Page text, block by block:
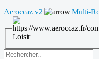
Aeroccaz v2
Multi-
Loisir